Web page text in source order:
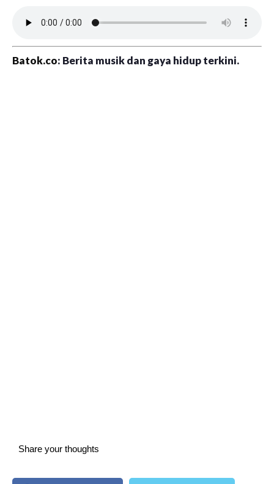
Batok.co: Berita musik dan gaya hidup terkini.
Share your thoughts